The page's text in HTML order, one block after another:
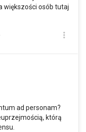
większości osób tutaj
ad personam?
którą